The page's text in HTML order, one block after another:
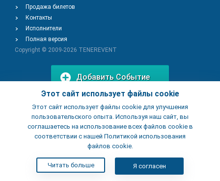
Этот сайт использует файлы cookie
Этот сайт использует файлы cookie для улучшения
пользовательского опыта. Используя наш сайт, вы
соглашаетесь на использование всех файлов cookie в
соответствии с нашей Политикой использования
файлов cookie.
Читать больше Я согласен
Продажа билетов
Контакты
Исполнители
Полная версия
Copyright © 2009-2026 TENEREVENT
Добавить Событие
Добавить Заведение